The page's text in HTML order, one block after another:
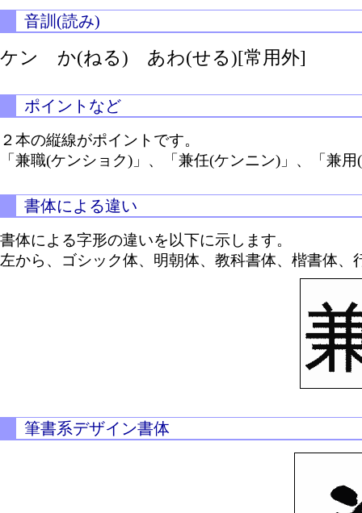
音訓(読み)
ケン か(ねる) あわ(せる)[常用外]
ポイントなど
２本の縦線がポイントです。
「兼職(ケンショク)」、「兼任(ケンニン)」、「兼
書体による違い
書体による字形の違いを以下に示します。
左から、ゴシック体、明朝体、教科書体、楷書体
筆書系デザイン書体